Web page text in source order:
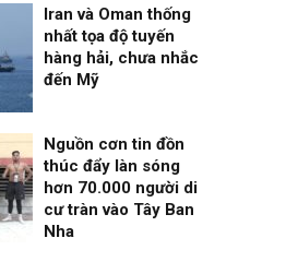
Iran và Oman thống
nhất tọa độ tuyến
hàng hải, chưa nhắc
đến Mỹ
Nguồn cơn tin đồn
thúc đẩy làn sóng
hơn 70.000 người di
cư tràn vào Tây Ban
Nha